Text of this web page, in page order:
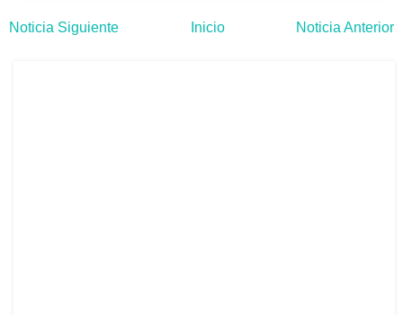
Noticia Siguiente Inicio Noticia Anterior